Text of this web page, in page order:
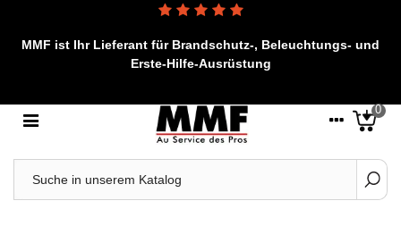
MMF ist Ihr Lieferant für Brandschutz-, Beleuchtungs- und
Erste-Hilfe-Ausrüstung
0